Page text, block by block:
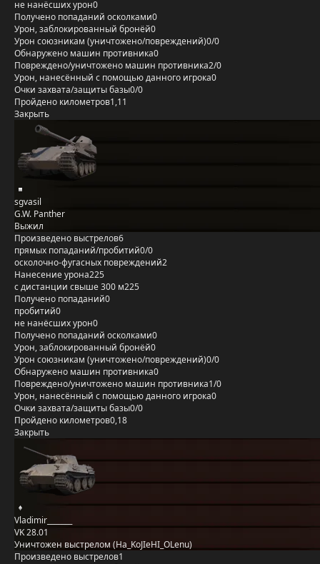
не нанёсших урон0
Получено попаданий осколками0
Урон, заблокированный бронёй0
Урон союзникам (уничтожено/повреждений)0/0
Обнаружено машин противника0
Повреждено/уничтожено машин противника2/0
Урон, нанесённый с помощью данного игрока0
Очки захвата/защиты базы0/0
Пройдено километров1,11
Закрыть
sgvasil
G.W. Panther
Выжил
Произведено выстрелов6
прямых попаданий/пробитий0/0
осколочно-фугасных повреждений2
Нанесение урона225
с дистанции свыше 300 м225
Получено попаданий0
пробитий0
не нанёсших урон0
Получено попаданий осколками0
Урон, заблокированный бронёй0
Урон союзникам (уничтожено/повреждений)0/0
Обнаружено машин противника0
Повреждено/уничтожено машин противника1/0
Урон, нанесённый с помощью данного игрока0
Очки захвата/защиты базы0/0
Пройдено километров0,18
Закрыть
Vladimir_______
VK 28.01
Уничтожен выстрелом (Ha_KoJIeHI_OLenu)
Произведено выстрелов1